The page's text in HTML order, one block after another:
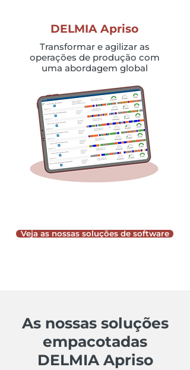
DELMIA Apriso
Transformar e agilizar as
operações de produção com
uma abordagem global
Veja as nossas soluções de software
As nossas soluções
empacotadas
DELMIA Apriso